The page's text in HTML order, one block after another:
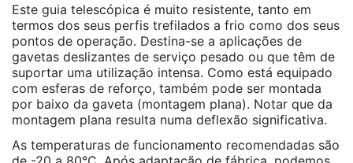
Este guia telescópica é muito resistente, tanto em
termos dos seus perfis trefilados a frio como dos seus
pontos de operação. Destina-se a aplicações de
gavetas deslizantes de serviço pesado ou que têm de
suportar uma utilização intensa. Como está equipado
com esferas de reforço, também pode ser montada
por baixo da gaveta (montagem plana). Notar que da
montagem plana resulta numa deflexão significativa.
As temperaturas de funcionamento recomendadas são